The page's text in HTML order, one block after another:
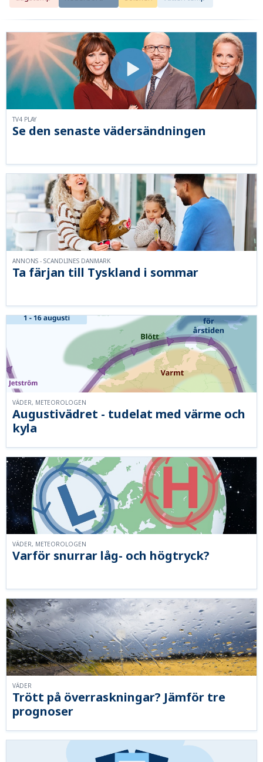
Se den senaste vädersändningen
TV4 PLAY
Ta färjan till Tyskland i sommar
ANNONS - SCANDLINES DANMARK
Augustivädret - tudelat med värme och
kyla
VÄDER, METEOROLOGEN
Varför snurrar låg- och högtryck?
VÄDER, METEOROLOGEN
Trött på överraskningar? Jämför tre
prognoser
VÄDER